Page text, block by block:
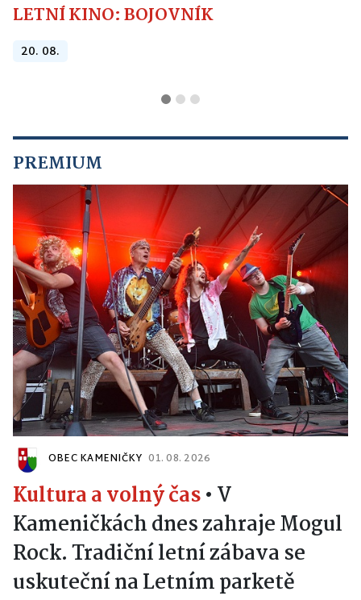
LETNÍ KINO: BOJOVNÍK
20. 08.
PREMIUM
OBEC KAMENIČKY 01. 08. 2026
Kultura a volný čas• V
Kameničkách dnes zahraje Mogul
Rock. Tradiční letní zábava se
uskuteční na Letním parketě